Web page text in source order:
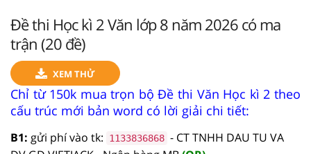
Đề thi Học kì 2 Văn lớp 8 năm 2026 có ma
trận (20 đề)
XEM THỬ
Chỉ từ 150k mua trọn bộ Đề thi Văn Học kì 2 theo
cấu trúc mới bản word có lời giải chi tiết:
B1: gửi phí vào tk: 1133836868 - CT TNHH DAU TU VA